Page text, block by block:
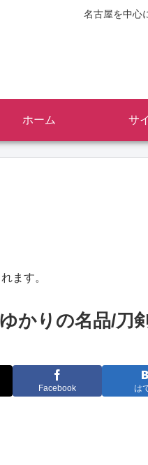
名古屋を中心
ホーム サ
ます。
かりの名品/刀
Facebook は